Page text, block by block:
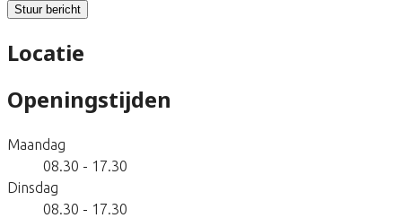
Stuur bericht
Locatie
Openingstijden
Maandag
08.30 - 17.30
Dinsdag
08.30 - 17.30